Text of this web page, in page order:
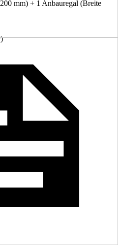
mm) + 1 Anbauregal (Breite